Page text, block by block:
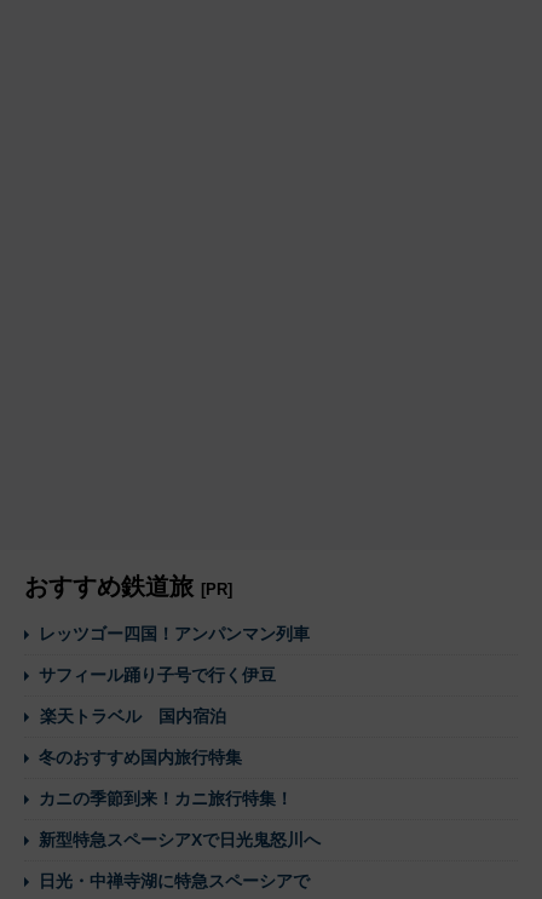
おすすめ鉄道旅 [PR]
レッツゴー四国！アンパンマン列車
サフィール踊り子号で行く伊豆
楽天トラベル 国内宿泊
冬のおすすめ国内旅行特集
カニの季節到来！カニ旅行特集！
新型特急スペーシアXで日光鬼怒川へ
日光・中禅寺湖に特急スペーシアで